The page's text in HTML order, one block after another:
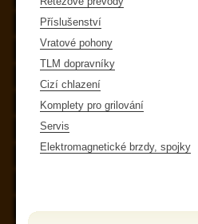
Příslušenství
Vratové pohony
TLM dopravníky
Cizí chlazení
Komplety pro grilování
Servis
Elektromagnetické brzdy, spojky